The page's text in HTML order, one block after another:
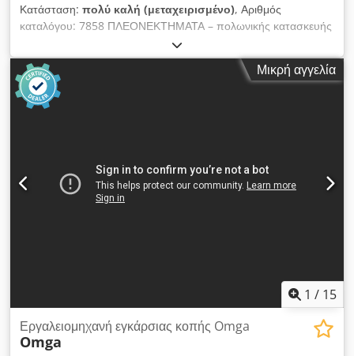
Κατάσταση: πολύ καλή (μεταχειρισμένο), Αριθμός
καταλόγου: 7858 ΠΛΕΟΝΕΚΤΗΜΑΤΑ – πολωνικής κατασκευής
Dkedpjzkhnbsfx Abnjr – για κοπή δεμάτων ή στρογγυλής
ξυλείας – αβαφή – κινητή, με ρόδες – χρησιμοποιημένο πριόνι,
σε πολύ καλή κατάσταση ΤΕΧΝΙΚΑ ΔΕΔΟΜΕΝΑ μήκος
οδηγού: 2100mm μήκος κοπής: 1900mm αυτόματη λίπανση
συστήματος κοπής σύστημα απορρόφησης κραδασμών και
28.900 PLN Καθαρή τιμή: 6.880 EUR με ισοτιμία 4,2 EUR (Οι
τιμές ενδέχεται να αλλάξουν με μεγαλύτερες διακυμάνσεις)
Μικρή αγγελία
1 / 15
Εργαλειομηχανή εγκάρσιας κοπής Omga
Omga